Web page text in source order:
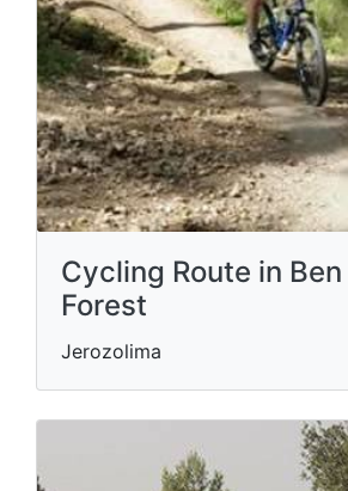
Cycling Route in Ben
Forest
Jerozolima